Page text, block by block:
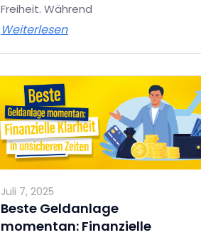
Freiheit. Während
Weiterlesen
Juli 7, 2025
Beste Geldanlage
momentan: Finanzielle